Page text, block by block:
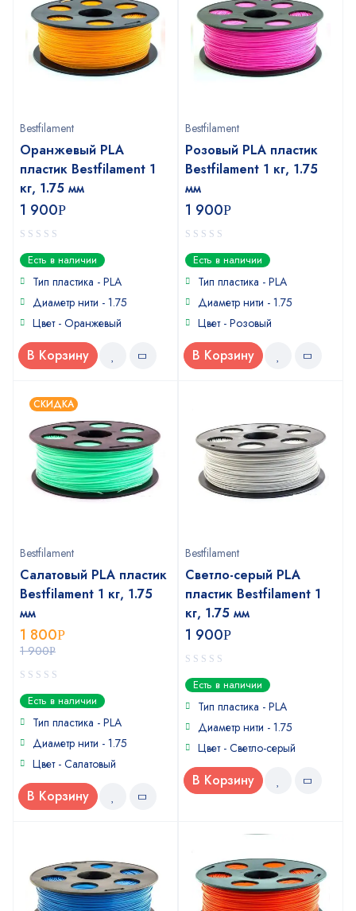
Bestfilament
Оранжевый PLA
пластик Bestfilament 1
кг, 1.75 мм
1 900Р
0
out
of
Есть в наличии
Тип пластика - PLA
Диаметр нити - 1.75
Цвет - Оранжевый
В Корзину
Bestfilament
Розовый PLA пластик
Bestfilament 1 кг, 1.75
мм
1 900Р
0
out
of
Есть в наличии
Тип пластика - PLA
Диаметр нити - 1.75
Цвет - Розовый
В Корзину
СКИДКА
Bestfilament
Салатовый PLA пластик
Bestfilament 1 кг, 1.75
мм
1 900Р
1 800Р
0
out
of
Есть в наличии
Тип пластика - PLA
Диаметр нити - 1.75
Цвет - Салатовый
В Корзину
Bestfilament
Светло-серый PLA
пластик Bestfilament 1
кг, 1.75 мм
1 900Р
0
out
of
Есть в наличии
Тип пластика - PLA
Диаметр нити - 1.75
Цвет - Светло-серый
В Корзину